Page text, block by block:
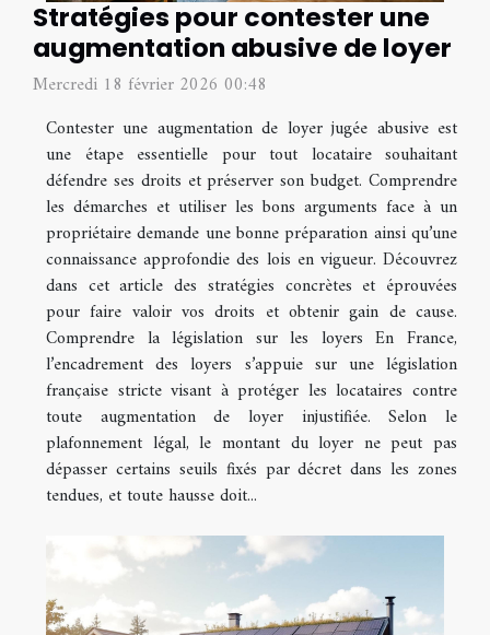
Stratégies pour contester une
augmentation abusive de loyer
Mercredi 18 février 2026 00:48
Contester une augmentation de loyer jugée abusive est
une étape essentielle pour tout locataire souhaitant
défendre ses droits et préserver son budget. Comprendre
les démarches et utiliser les bons arguments face à un
propriétaire demande une bonne préparation ainsi qu’une
connaissance approfondie des lois en vigueur. Découvrez
dans cet article des stratégies concrètes et éprouvées
pour faire valoir vos droits et obtenir gain de cause.
Comprendre la législation sur les loyers En France,
l’encadrement des loyers s’appuie sur une législation
française stricte visant à protéger les locataires contre
toute augmentation de loyer injustifiée. Selon le
plafonnement légal, le montant du loyer ne peut pas
dépasser certains seuils fixés par décret dans les zones
tendues, et toute hausse doit...